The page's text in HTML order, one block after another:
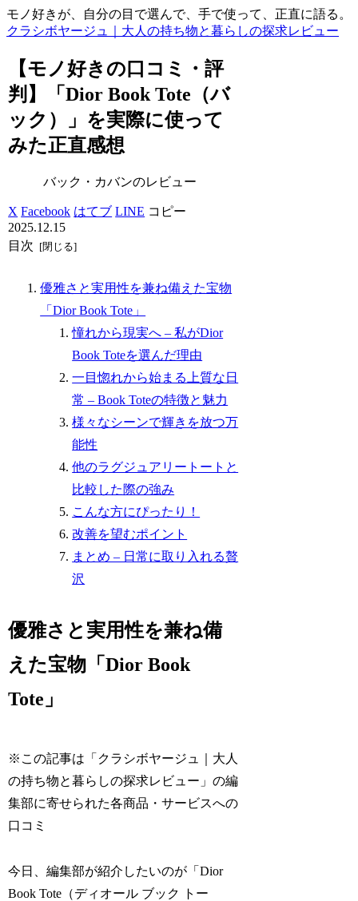
モノ好きが、自分の目で選んで、手で使って、正直に語る。
クラシボヤージュ｜大人の持ち物と暮らしの探求レビュー
【モノ好きの口コミ・評
判】「Dior Book Tote（バ
ック）」を実際に使って
みた正直感想
バック・カバンのレビュー
X Facebook はてブ LINE コピー
2025.12.15
目次
優雅さと実用性を兼ね備えた宝物
「Dior Book Tote」
憧れから現実へ – 私がDior
Book Toteを選んだ理由
一目惚れから始まる上質な日
常 – Book Toteの特徴と魅力
様々なシーンで輝きを放つ万
能性
他のラグジュアリートートと
比較した際の強み
こんな方にぴったり！
改善を望むポイント
まとめ – 日常に取り入れる贅
沢
優雅さと実用性を兼ね備
えた宝物「Dior Book
Tote」
※この記事は「クラシボヤージュ｜大人
の持ち物と暮らしの探求レビュー」の編
集部に寄せられた各商品・サービスへの
口コミ
今日、編集部が紹介したいのが「Dior
Book Tote（ディオール ブック トー